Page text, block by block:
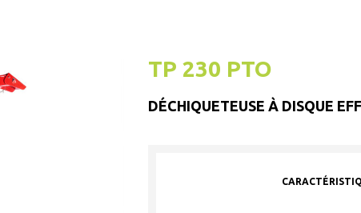
TP 230 PTO
DÉCHIQUETEUSE À DISQUE